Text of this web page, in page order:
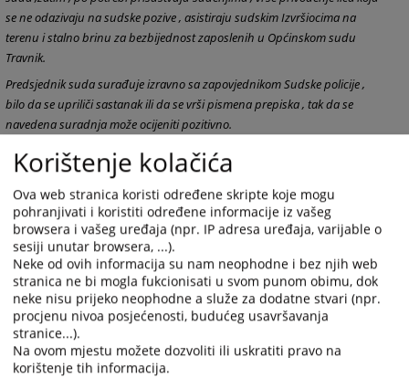
se ne odazivaju na sudske pozive , asistiraju sudskim Izvršiocima na
terenu i stalno brinu za bezbijednost zaposlenih u Općinskom sudu
Travnik.
Predsjednik suda surađuje izravno sa zapovjednikom Sudske policije ,
bilo da se upriliči sastanak ili da se vrši pismena prepiska , tak da se
navedena suradnja može ocijeniti pozitivno.
Upošljavanje novih sudskih policajaca vrši Vrhovni sud F BIH, a rad
sudske policije reguliran je zakonom o sudskoj policiji.
2494PREGLEDA
Korištenje kolačića
Ova web stranica koristi određene skripte koje mogu
pohranjivati i koristiti određene informacije iz vašeg
browsera i vašeg uređaja (npr. IP adresa uređaja, varijable o
sesiji unutar browsera, ...).
Neke od ovih informacija su nam neophodne i bez njih web
stranica ne bi mogla fukcionisati u svom punom obimu, dok
neke nisu prijeko neophodne a služe za dodatne stvari (npr.
procjenu nivoa posjećenosti, budućeg usavršavanja
stranice...).
Na ovom mjestu možete dozvoliti ili uskratiti pravo na
korištenje tih informacija.